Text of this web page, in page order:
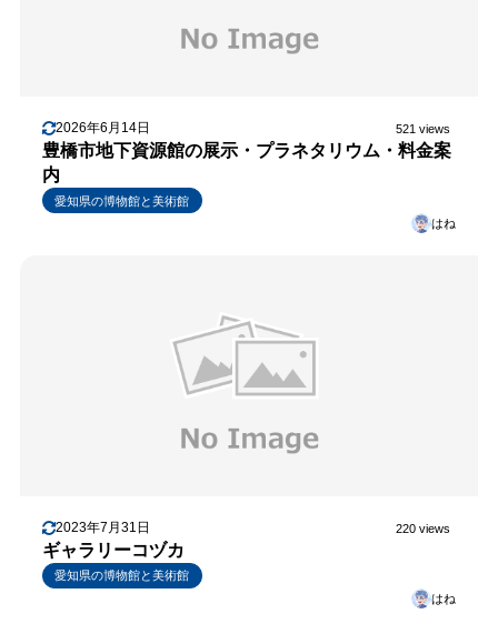
2026年6月14日 521 views
豊橋市地下資源館の展示・プラネタリウム・料金案
内
愛知県の博物館と美術館
はね
2023年7月31日 220 views
ギャラリーコヅカ
愛知県の博物館と美術館
はね